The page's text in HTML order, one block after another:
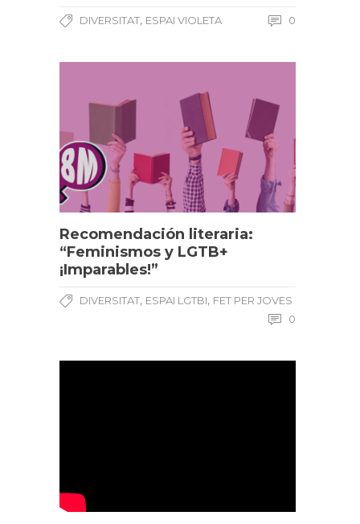
DIVERSITAT, ESPAI VIOLETA 0
Recomendación literaria:
“Feminismos y LGTB+
¡Imparables!”
DIVERSITAT, ESPAI LGTBI, FET PER JOVES
0